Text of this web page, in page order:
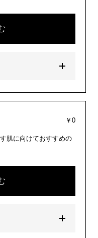
￥0
肌に向けておすすめの